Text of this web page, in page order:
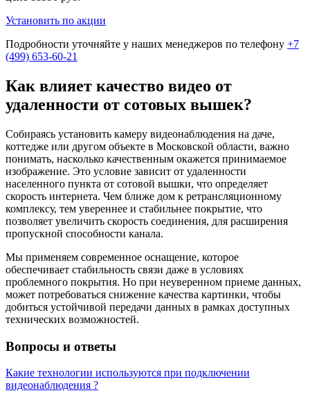
Установить по акции
Подробности уточняйте у наших менеджеров по телефону +7
(499) 653-60-21
Как влияет качество видео от
удаленности от сотовых вышек?
Собираясь установить камеру видеонаблюдения на даче,
коттедже или другом объекте в Московской области, важно
понимать, насколько качественным окажется принимаемое
изображение. Это условие зависит от удаленности
населенного пункта от сотовой вышки, что определяет
скорость интернета. Чем ближе дом к ретрансляционному
комплексу, тем увереннее и стабильнее покрытие, что
позволяет увеличить скорость соединения, для расширения
пропускной способности канала.
Мы применяем современное оснащение, которое
обеспечивает стабильность связи даже в условиях
проблемного покрытия. Но при неуверенном приеме данных,
может потребоваться снижение качества картинки, чтобы
добиться устойчивой передачи данных в рамках доступных
технических возможностей.
Вопросы и ответы
Какие технологии используются при подключении
видеонаблюдения ?